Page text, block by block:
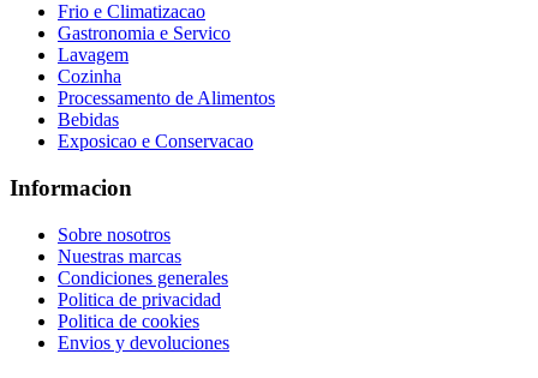
Frio e Climatizacao
Gastronomia e Servico
Lavagem
Cozinha
Processamento de Alimentos
Bebidas
Exposicao e Conservacao
Informacion
Sobre nosotros
Nuestras marcas
Condiciones generales
Politica de privacidad
Politica de cookies
Envios y devoluciones